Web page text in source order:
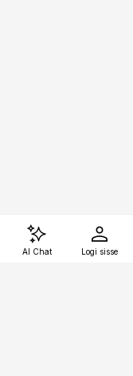
AI Chat Logi sisse